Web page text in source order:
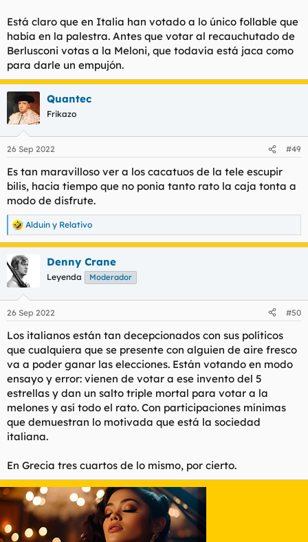
Está claro que en Italia han votado a lo único follable que
había en la palestra. Antes que votar al recauchutado de
Berlusconi votas a la Meloni, que todavía está jaca como
para darle un empujón.
Quantec
Frikazo
26 Sep 2022 #49
Es tan maravilloso ver a los cacatuos de la tele escupir
bilis, hacia tiempo que no ponia tanto rato la caja tonta a
modo de disfrute.
R
e
c
c
i
e
:
Alduin y Relativo
Denny Crane
Leyenda Moderador
26 Sep 2022 #50
Los italianos están tan decepcionados con sus políticos
que cualquiera que se presente con alguien de aire fresco
va a poder ganar las elecciones. Están votando en modo
ensayo y error: vienen de votar a ese invento del 5
estrellas y dan un salto triple mortal para votar a la
melones y así todo el rato. Con participaciones mínimas
que demuestran lo motivada que está la sociedad
italiana.
En Grecia tres cuartos de lo mismo, por cierto.